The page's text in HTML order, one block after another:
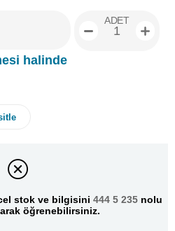
halinde
ADET
stok ve bilgisini 444 5 235 nolu
öğrenebilirsiniz.